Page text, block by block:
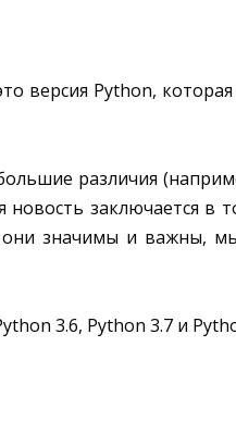
версия Python,
различия
заключается в
значимы и важны, мы
3.6, Python 3.7 и